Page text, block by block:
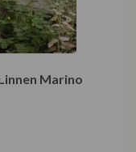
Marino